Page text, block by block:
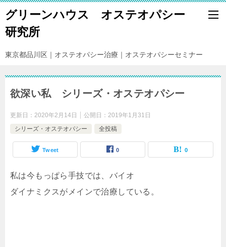
グリーンハウス オステオパシー
研究所
東京都品川区｜オステオパシー治療｜オステオパシーセミナー
欲深い私 シリーズ・オステオパシー
更新日： 2020年2月14日 公開日： 2019年1月31日
シリーズ・オステオパシー
全投稿
Tweet 0 0
私は今もっぱら手技では、バイオ
ダイナミクスがメインで治療している。